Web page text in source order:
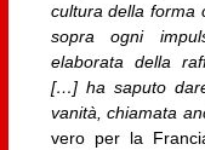
cultura della forma
sopra ogni
elaborata della
[…] ha saputo
vanità, chiamata
vero per la